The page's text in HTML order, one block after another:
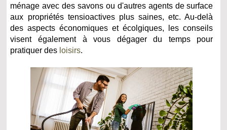
ménage avec des savons ou d'autres agents de surface
aux propriétés tensioactives plus saines, etc. Au-delà
des aspects économiques et écolgiques, les conseils
visent également à vous dégager du temps pour
pratiquer des loisirs.